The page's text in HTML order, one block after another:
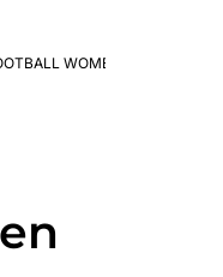
WOMEN BLACK -